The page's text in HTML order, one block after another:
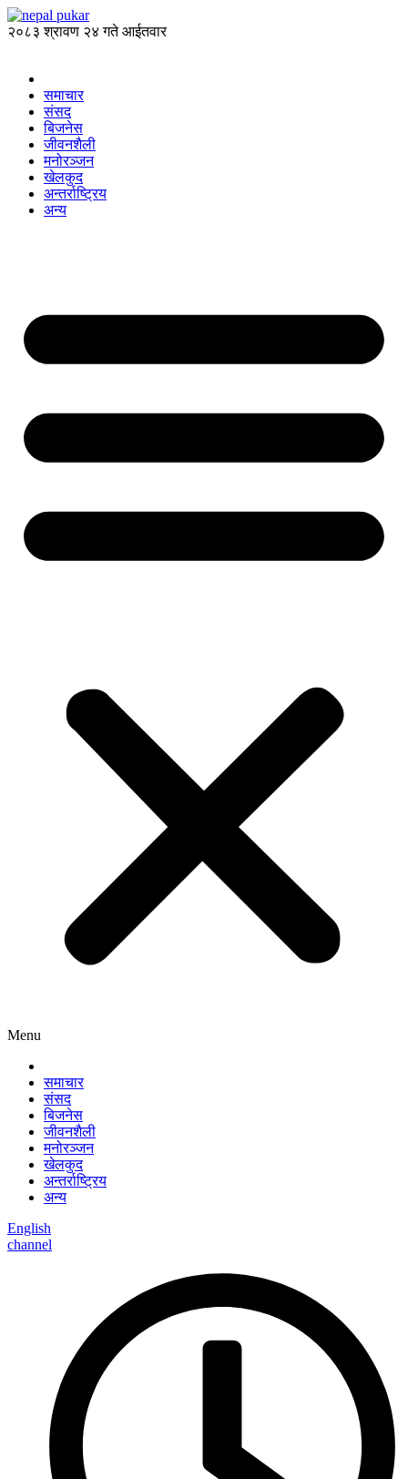
२०८३ श्रावण २४ गते आईतवार
समाचार
संसद
बिजनेस
जीवनशैली
मनोरञ्जन
खेलकुद
अन्तर्राष्ट्रिय
अन्य
Menu
समाचार
संसद
बिजनेस
जीवनशैली
मनोरञ्जन
खेलकुद
अन्तर्राष्ट्रिय
अन्य
English
channel